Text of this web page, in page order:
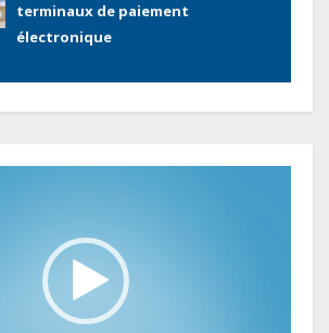
terminaux de paiement
électronique
Congo : L’encours total de la dette
au premier trimestre 2026
Le Gabon signe un retour réussi